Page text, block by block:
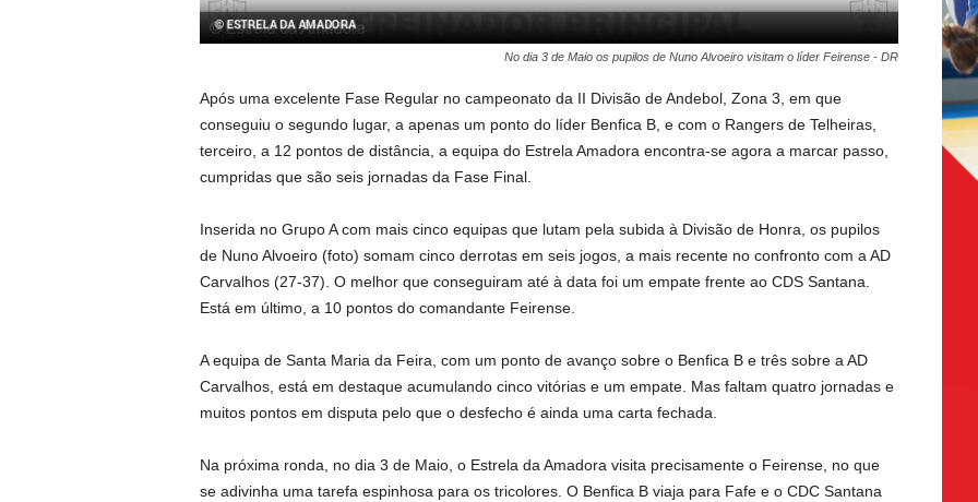
No dia 3 de Maio os pupilos de Nuno Alvoeiro visitam o líder Feirense - DR
Após uma excelente Fase Regular no campeonato da II Divisão de Andebol, Zona 3, em que
conseguiu o segundo lugar, a apenas um ponto do líder Benfica B, e com o Rangers de Telheiras,
terceiro, a 12 pontos de distância, a equipa do Estrela Amadora encontra-se agora a marcar passo,
cumpridas que são seis jornadas da Fase Final.
Inserida no Grupo A com mais cinco equipas que lutam pela subida à Divisão de Honra, os pupilos
de Nuno Alvoeiro (foto) somam cinco derrotas em seis jogos, a mais recente no confronto com a AD
Carvalhos (27-37). O melhor que conseguiram até à data foi um empate frente ao CDS Santana.
Está em último, a 10 pontos do comandante Feirense.
A equipa de Santa Maria da Feira, com um ponto de avanço sobre o Benfica B e três sobre a AD
Carvalhos, está em destaque acumulando cinco vitórias e um empate. Mas faltam quatro jornadas e
muitos pontos em disputa pelo que o desfecho é ainda uma carta fechada.
Na próxima ronda, no dia 3 de Maio, o Estrela da Amadora visita precisamente o Feirense, no que
se adivinha uma tarefa espinhosa para os tricolores. O Benfica B viaja para Fafe e o CDC Santana